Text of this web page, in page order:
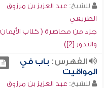
للشيخ: عبد العزيز بن مرزوق
الطريفي
جزء من محاضرة ( كتاب الأيمان
والنذور [2])
الفهرس: باب في
المواقيت
للشيخ: عبد العزيز بن مرزوق